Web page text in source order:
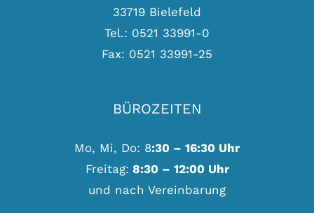
33719 Bielefeld
Tel.: 0521 33991-0
Fax: 0521 33991-25
BÜROZEITEN
Mo, Mi, Do: 8:30 – 16:30 Uhr
Freitag: 8:30 – 12:00 Uhr
und nach Vereinbarung